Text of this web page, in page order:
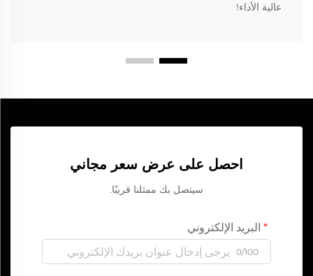
عالية الأداء!
احصل على عرض سعر مجاني
سيتصل بك ممثلنا قريبًا.
البريد الإلكتروني
0/100